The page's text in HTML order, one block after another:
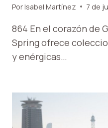
PorIsabel Martínez 7 de
864 En el corazón de
Spring ofrece
y enérgicas…